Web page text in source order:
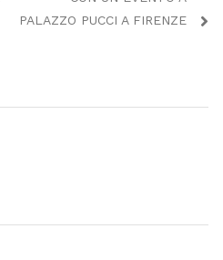
PALAZZO PUCCI A FIRENZE